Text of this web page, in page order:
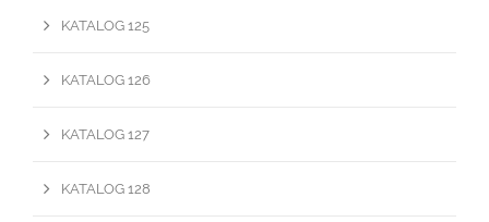
KATALOG 125
KATALOG 126
KATALOG 127
KATALOG 128